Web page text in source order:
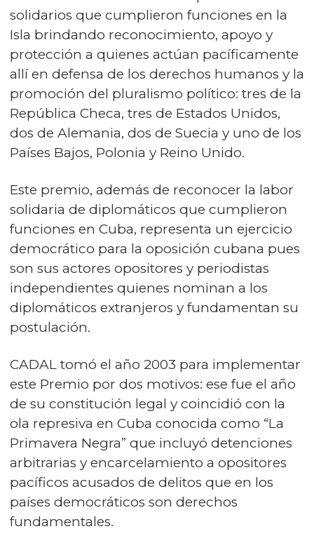
solidarios que cumplieron funciones en la
Isla brindando reconocimiento, apoyo y
protección a quienes actúan pacíficamente
allí en defensa de los derechos humanos y la
promoción del pluralismo político: tres de la
República Checa, tres de Estados Unidos,
dos de Alemania, dos de Suecia y uno de los
Países Bajos, Polonia y Reino Unido.
Este premio, además de reconocer la labor
solidaria de diplomáticos que cumplieron
funciones en Cuba, representa un ejercicio
democrático para la oposición cubana pues
son sus actores opositores y periodistas
independientes quienes nominan a los
diplomáticos extranjeros y fundamentan su
postulación.
CADAL tomó el año 2003 para implementar
este Premio por dos motivos: ese fue el año
de su constitución legal y coincidió con la
ola represiva en Cuba conocida como “La
Primavera Negra” que incluyó detenciones
arbitrarias y encarcelamiento a opositores
pacíficos acusados de delitos que en los
países democráticos son derechos
fundamentales.